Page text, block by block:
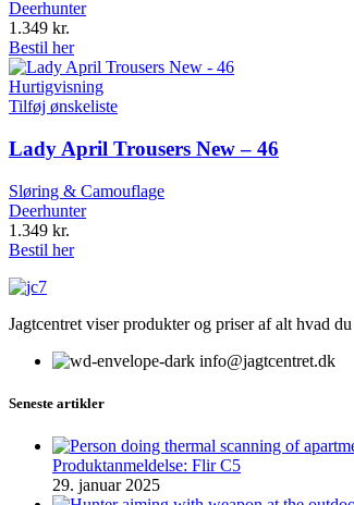
Deerhunter
1.349 kr.
Bestil her
Hurtigvisning
Tilføj ønskeliste
Lady April Trousers New – 46
Sløring & Camouflage
Deerhunter
1.349 kr.
Bestil her
Jagtcentret viser produkter og priser af alt hvad
info@jagtcentret.dk
Seneste artikler
Produktanmeldelse: Flir C5
29. januar 2025